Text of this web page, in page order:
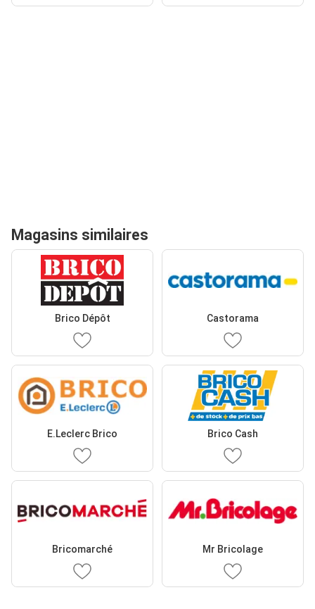
Magasins similaires
Brico Dépôt Castorama
E.Leclerc Brico Brico Cash
Bricomarché Mr Bricolage